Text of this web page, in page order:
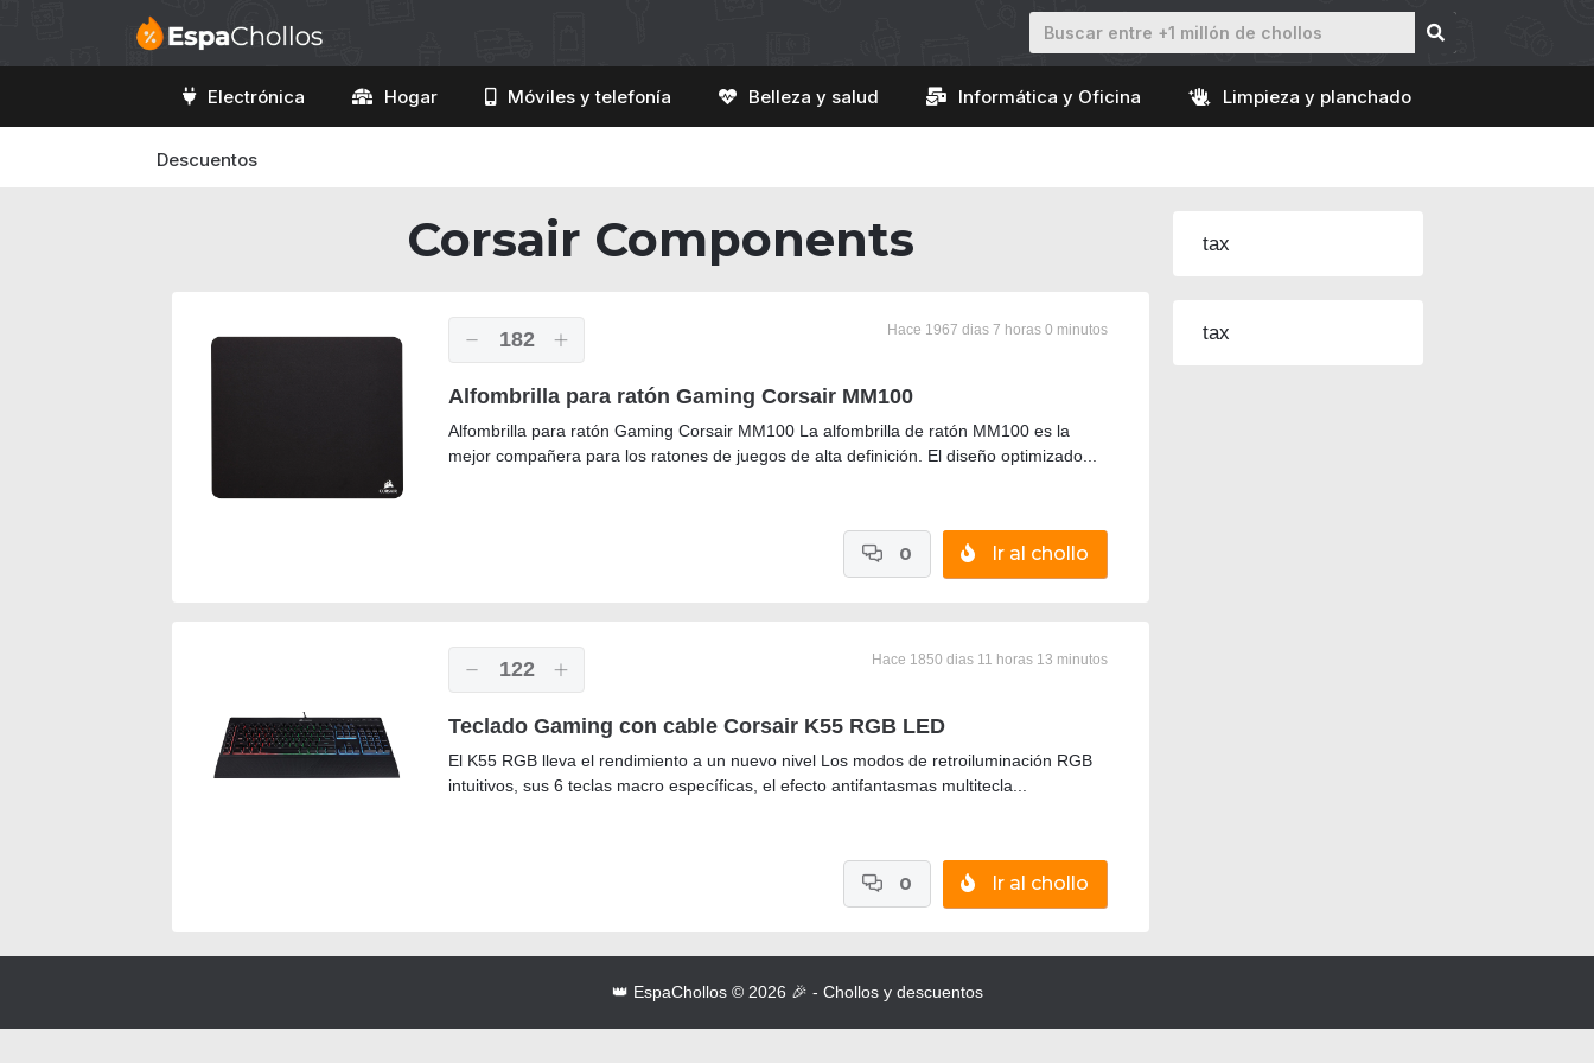
Electrónica Hogar Móviles y telefonía Belleza y salud Informática y Oficina Limpieza y planchado
Descuentos
Corsair Components
182 Hace 1967 dias 7 horas 0 minutos
Alfombrilla para ratón Gaming Corsair MM100
Alfombrilla para ratón Gaming Corsair MM100 La alfombrilla de ratón MM100 es la
mejor compañera para los ratones de juegos de alta definición. El diseño optimizado...
Ir al chollo
0
122 Hace 1850 dias 11 horas 13 minutos
Teclado Gaming con cable Corsair K55 RGB LED
El K55 RGB lleva el rendimiento a un nuevo nivel Los modos de retroiluminación RGB
intuitivos, sus 6 teclas macro específicas, el efecto antifantasmas multitecla...
Ir al chollo
0
tax
tax
👑 EspaChollos © 2026 🎉 - Chollos y descuentos